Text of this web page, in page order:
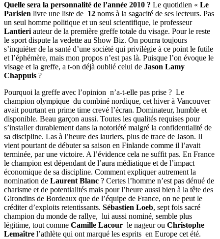
Quelle sera la personnalité de l’année 2010 ? Le quotidien « Le
Parisien livre une liste de 12 noms à la sagacité de ses lecteurs. Pas
un seul homme politique et un seul scientifique, le professeur
Lantieri auteur de la première greffe totale du visage. Pour le reste
le sport dispute la vedette au Show Biz. On pourra toujours
s’inquiéter de la santé d’une société qui privilégie à ce point le futile
et l’éphémère, mais mon propos n’est pas là. Puisque l’on évoque le
visage et la greffe, a t-on déjà oublié celui de Jason Lamy
Chappuis ?
Pourquoi la greffe avec l’opinion n’a-t-elle pas prise ? Le
champion olympique du combiné nordique, cet hiver à Vancouver
avait pourtant en prime time crevé l’écran. Dominateur, humble et
disponible. Beau garçon aussi. Toutes les qualités requises pour
s’installer durablement dans la notoriété malgré la confidentialité de
sa discipline. Las à l’heure des lauriers, plus de trace de Jason. Il
vient pourtant de débuter sa saison en Finlande comme il l’avait
terminée, par une victoire. A l’évidence cela ne suffit pas. En France
le champion est dépendant de l’aura médiatique et de l’impact
économique de sa discipline. Comment expliquer autrement la
nomination de Laurent Blanc ? Certes l’homme n’est pas dénué de
charisme et de potentialités mais pour l’heure aussi bien à la tête des
Girondins de Bordeaux que de l’équipe de France, on ne peut le
créditer d’exploits retentissants. Sébastien Loeb, sept fois sacré
champion du monde de rallye, lui aussi nominé, semble plus
légitime, tout comme Camille Lacour le nageur ou Christophe
Lemaître l’athlète qui ont marqué les esprits en Europe cet été.